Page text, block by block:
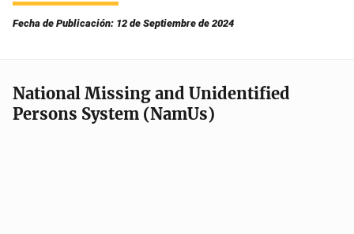
Fecha de Publicación: 12 de Septiembre de 2024
National Missing and Unidentified
Persons System (NamUs)